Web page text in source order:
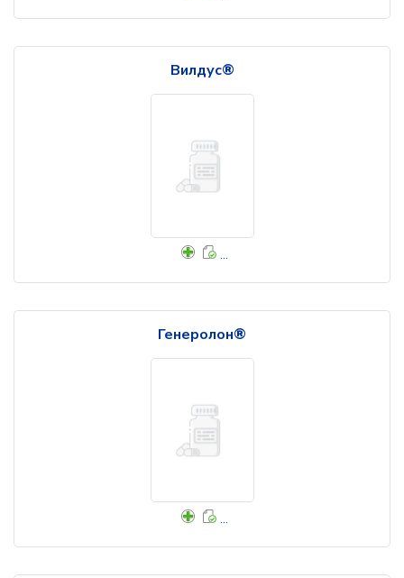
Вилдус®
...
Генеролон®
...